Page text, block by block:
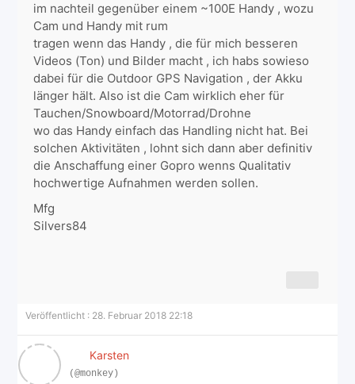
im nachteil gegenüber einem ~100E Handy , wozu
Cam und Handy mit rum
tragen wenn das Handy , die für mich besseren
Videos (Ton) und Bilder macht , ich habs sowieso
dabei für die Outdoor GPS Navigation , der Akku
länger hält. Also ist die Cam wirklich eher für
Tauchen/Snowboard/Motorrad/Drohne
wo das Handy einfach das Handling nicht hat. Bei
solchen Aktivitäten , lohnt sich dann aber definitiv
die Anschaffung einer Gopro wenns Qualitativ
hochwertige Aufnahmen werden sollen.
Mfg
Silvers84
Veröffentlicht : 28. Februar 2018 22:18
Karsten
(@monkey)